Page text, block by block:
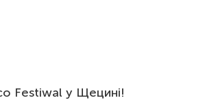
Festiwal у Щецині!